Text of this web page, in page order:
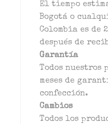
El tiempo
Bogotá o
Colombia es de
después de
Garantía
Todos nuestros
meses de
confección.
Cambios
Todos los